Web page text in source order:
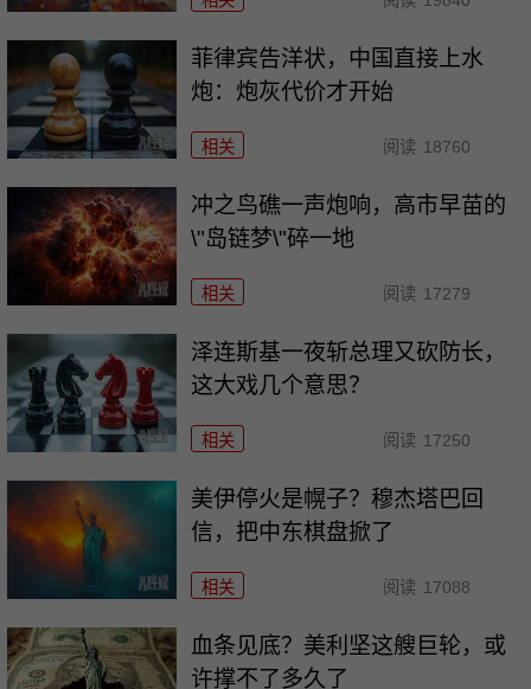
菲律宾告洋状，中国直接上水
炮：炮灰代价才开始
相关 阅读 18760
冲之鸟礁一声炮响，高市早苗的
\"岛链梦\"碎一地
相关 阅读 17279
泽连斯基一夜斩总理又砍防长，
这大戏几个意思？
相关 阅读 17250
美伊停火是幌子？穆杰塔巴回
信，把中东棋盘掀了
相关 阅读 17088
血条见底？美利坚这艘巨轮，或
许撑不了多久了